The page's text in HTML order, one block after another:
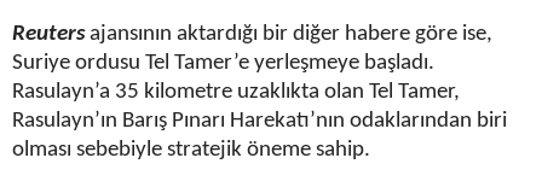
Reuters ajansının aktardığı bir diğer habere göre ise,
Suriye ordusu Tel Tamer’e yerleşmeye başladı.
Rasulayn’a 35 kilometre uzaklıkta olan Tel Tamer,
Rasulayn’ın Barış Pınarı Harekatı’nın odaklarından biri
olması sebebiyle stratejik öneme sahip.